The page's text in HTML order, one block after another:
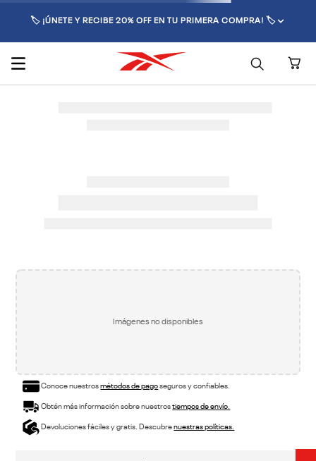
🏷️ ¡ÚNETE Y RECIBE 20% OFF EN TU PRIMERA COMPRA! 🏷️
Imágenes no disponibles
Conoce nuestrosmétodos de pagoseguros y confiables.
Obtén más información sobre nuestrostiempos de envío.
Devoluciones fáciles y gratis. Descubrenuestras políticas.